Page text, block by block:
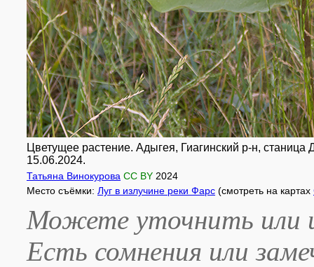
Цветущее растение. Адыгея, Гиагинский р-н, станица
15.06.2024.
Татьяна Винокурова CC BY 2024
Место съёмки: Луг в излучине реки Фарс (смотреть на картах
Можете уточнить или
Есть сомнения или